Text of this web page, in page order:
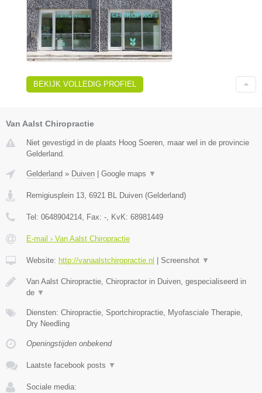
BEKIJK VOLLEDIG PROFIEL
Van Aalst Chiropractie
Niet gevestigd in de plaats Hoog Soeren, maar wel in de provincie
Gelderland.
Gelderland » Duiven | Google maps ▼
Remigiusplein 13 6921 BL Duiven (Gelderland)
Tel: 0648904214 , Fax: - , KvK: 68981449
E-mail › Van Aalst Chiropractie
Website: http://vanaalstchiropractie.nl | Screenshot ▼
Van Aalst Chiropractie, Chiropractor in Duiven, gespecialiseerd in
de ▼
Diensten: Chiropractie, Sportchiropractie, Myofasciale Therapie,
Dry Needling
Openingstijden onbekend
Laatste facebook posts ▼
Sociale media: